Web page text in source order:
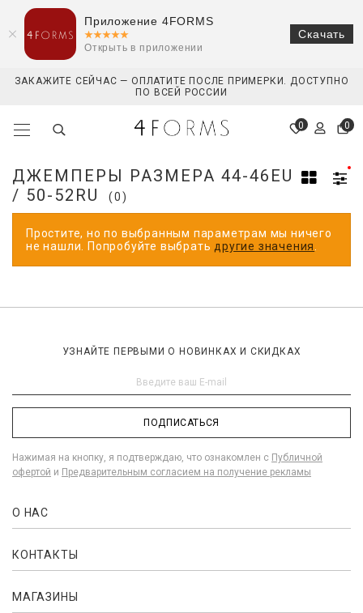
ЗАКАЖИТЕ СЕЙЧАС — ОПЛАТИТЕ ПОСЛЕ ПРИМЕРКИ. ДОСТУПНО
ПО ВСЕЙ РОССИИ
0 0
ДЖЕМПЕРЫ РАЗМЕРА 44-46EU
/ 50-52RU
(0)
Простите, но по выбранным параметрам мы ничего
не нашли. Попробуйте выбрать другие значения
УЗНАЙТЕ ПЕРВЫМИ О НОВИНКАХ И СКИДКАХ
ПОДПИСАТЬСЯ
Нажимая на кнопку, я подтверждаю, что ознакомлен с Публичной
офертой и Предварительным согласием на получение рекламы
О НАС
КОНТАКТЫ
МАГАЗИНЫ
Приложение 4FORMS
Открыть в приложении
Скачать